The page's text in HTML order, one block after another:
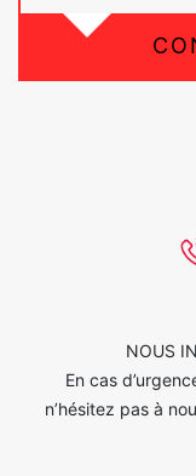
NOUS
En cas
n’hésitez pas à